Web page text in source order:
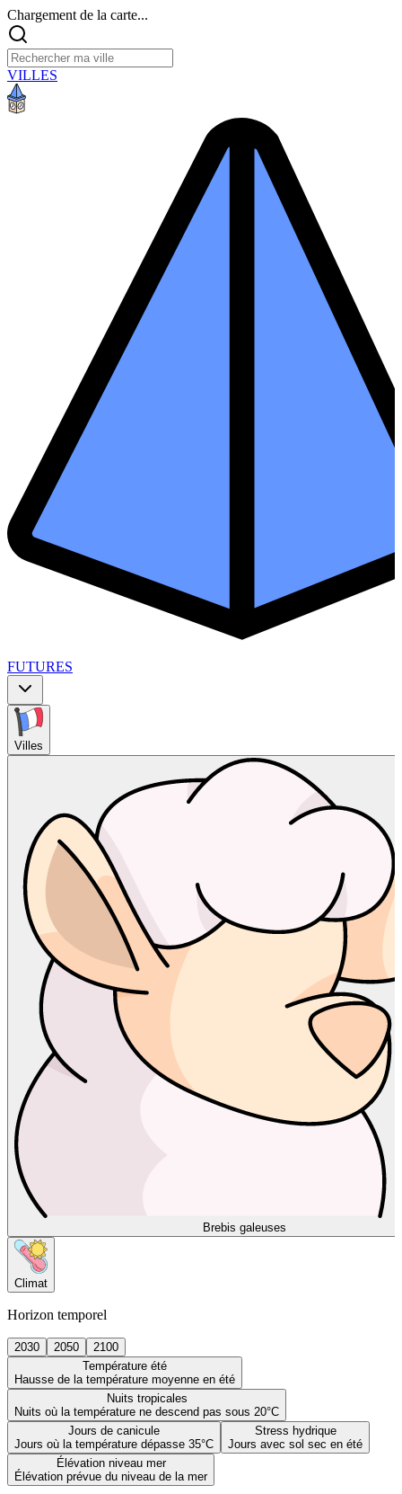
Chargement de la carte...
VILLES
FUTURES
Villes
Brebis galeuses
Climat
Horizon temporel
2030 2050
2100
Température été
Hausse de la température moyenne en été
Nuits tropicales
Nuits où la température ne descend pas sous 20°C
Jours de canicule
Jours où la température dépasse 35°C
Stress hydrique
Jours avec sol sec en été
Élévation niveau mer
Élévation prévue du niveau de la mer